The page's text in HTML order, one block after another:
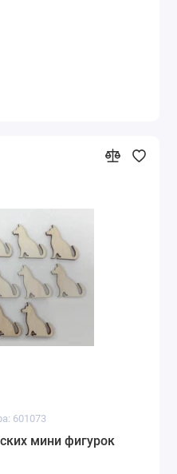
601073
мини фигурок